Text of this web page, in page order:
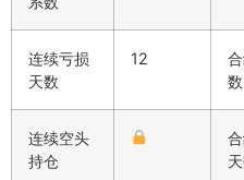
连续亏损
天数
12
数
连续空头
持仓